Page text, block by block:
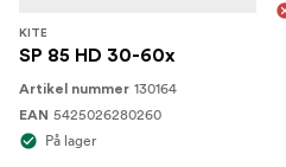
KITE
SP 85 HD 30-60x
Artikel nummer 130164
EAN 5425026280260
På lager